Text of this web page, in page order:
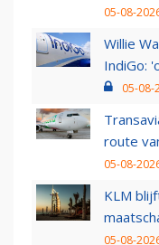
05-08-
Willie
IndiGo:
05-08-
route
05-08-
KLM
05-08-